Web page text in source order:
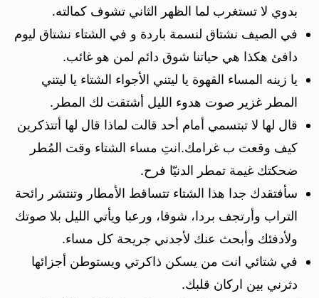
بدوي لا تستغرب لما الظهر الثاني تشوف كمالته.
في الصيف نشتاق لنسمة باردة و في الشتاء نشتاق ليوم
دافئ هكذا هي حياتنا شوق دائم لمن هو غائب.
يا زينه المساء القهوة يا ليتني الأجواء الشتاء يا ليتني
المطر غزير صوت هدوء الليل أشتقت لك المطر.
قال لها لا تبتسمي أمام أحد قالت لماذا قال لها أتتذكرين
كيف وقعت ب غرامك.انتِ مساء الشتاء وقت المُطر
ضحكتك غيمة تمطر الدنيّا فرح.
سأفتقدك جدا هذا الشتاء تتساقط الأمطار وتنتشر رائحة
التراب وأرتجف بردا، شوقا، ورعبا ويأتي الليل بلا صوتك
ولأدفئك وأبحث عنك لأجدني جريحة كل مساء.
في شتائي انت من يسكن ذاكرتي ويستوطن أجزائها
دثرني بين اركان قلبك.